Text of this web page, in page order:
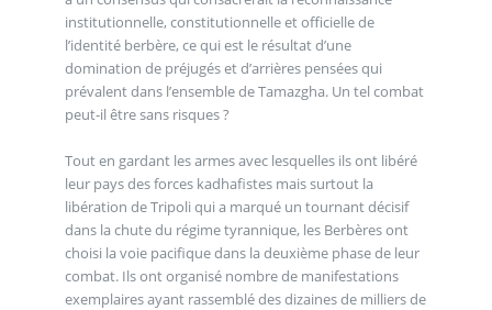
institutionnelle, constitutionnelle et officielle de
l’identité berbère, ce qui est le résultat d’une
domination de préjugés et d’arrières pensées qui
prévalent dans l’ensemble de Tamazgha. Un tel combat
peut-il être sans risques ?
Tout en gardant les armes avec lesquelles ils ont libéré
leur pays des forces kadhafistes mais surtout la
libération de Tripoli qui a marqué un tournant décisif
dans la chute du régime tyrannique, les Berbères ont
choisi la voie pacifique dans la deuxième phase de leur
combat. Ils ont organisé nombre de manifestations
exemplaires ayant rassemblé des dizaines de milliers de